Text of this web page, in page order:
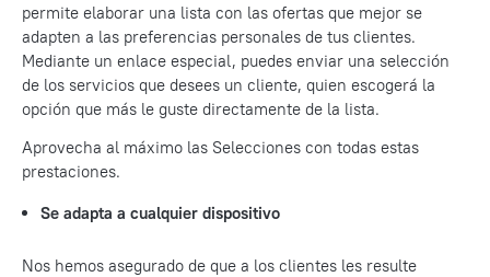
permite elaborar una lista con las ofertas que mejor se
adapten a las preferencias personales de tus clientes.
Mediante un enlace especial, puedes enviar una selección
de los servicios que desees un cliente, quien escogerá la
opción que más le guste directamente de la lista.
Aprovecha al máximo las Selecciones con todas estas
prestaciones.
Se adapta a cualquier dispositivo
Nos hemos asegurado de que a los clientes les resulte